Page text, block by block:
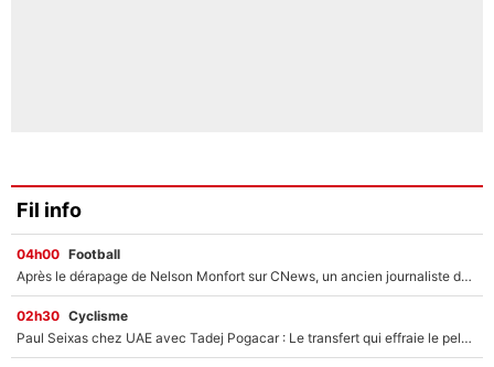
Fil info
04h00 Football
Après le dérapage de Nelson Monfort sur CNews, un ancien journaliste de France Télévisions relance la polémique sur les incendies en Gironde
02h30 Cyclisme
Paul Seixas chez UAE avec Tadej Pogacar : Le transfert qui effraie le peloton, «c’est la pire des choses qui puisse arriver»